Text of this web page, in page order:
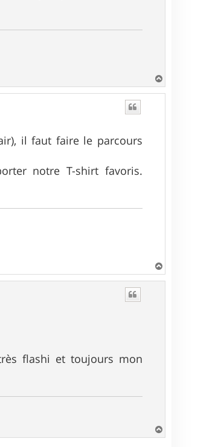
a
u
il faut faire le parcours
notre T-shirt favoris.
a
flashi et toujours mon
a